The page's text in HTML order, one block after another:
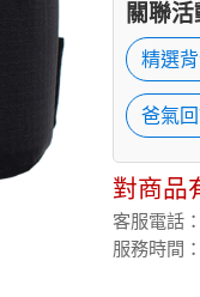
關聯
精選
爸氣
對商品
客服電話
服務時間